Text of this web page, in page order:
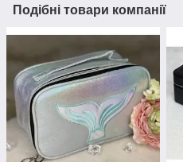
Подібні товари компанії